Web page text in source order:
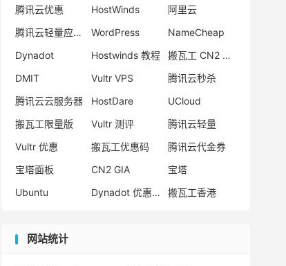
腾讯云优惠
HostWinds
阿里云
腾讯云轻量应用服务器
WordPress
NameCheap
Dynadot
Hostwinds 教程
搬瓦工 CN2 GIA
DMIT
Vultr VPS
腾讯云秒杀
腾讯云云服务器
HostDare
UCloud
搬瓦工限量版
Vultr 测评
腾讯云轻量
Vultr 优惠
搬瓦工优惠码
腾讯云代金券
宝塔面板
CN2 GIA
宝塔
Ubuntu
Dynadot 优惠码 搬瓦工香港
网站统计